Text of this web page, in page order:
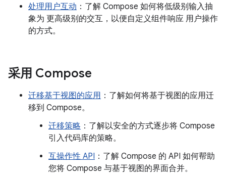
处理用户互动 ：了解 Compose 如何将低级别输入抽
象为 更高级别的交互，以便自定义组件响应 用户操作
的方式。
采用 Compose
迁移基于视图的应用 ：了解如何将基于视图的应用迁
移到 Compose。
迁移策略 ：了解以安全的方式逐步将 Compose
引入代码库的策略。
互操作性 API ：了解 Compose 的 API 如何帮助
您将 Compose 与基于视图的界面合并。